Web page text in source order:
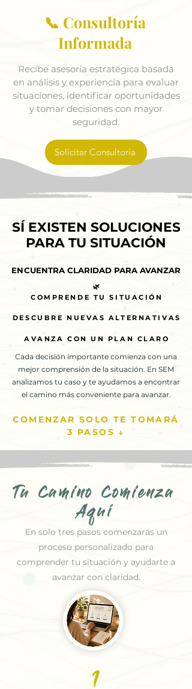
📞 Consultoría
Informada
Recibe asesoría estratégica basada
en análisis y experiencia para evaluar
situaciones, identificar oportunidades
y tomar decisiones con mayor
seguridad.
Solicitar Consultoría
SÍ EXISTEN SOLUCIONES
PARA TU SITUACIÓN
SÍ EXISTEN SOLUCIONES
PARA TU SITUACIÓN
ENCUENTRA CLARIDAD PARA AVANZAR
ENCUENTRA CLARIDAD PARA AVANZAR
🌿
COMPRENDE TU SITUACIÓN
DESCUBRE NUEVAS ALTERNATIVAS
AVANZA CON UN PLAN CLARO
🌿
COMPRENDE TU SITUACIÓN
DESCUBRE NUEVAS ALTERNATIVAS
AVANZA CON UN PLAN CLARO
Cada decisión importante comienza con una
mejor comprensión de la situación. En SEM
analizamos tu caso y te ayudamos a encontrar
el camino más conveniente para avanzar.
COMENZAR SOLO TE TOMARÁ
3 PASOS ↓
Tu Camino Comienza
Aquí
En solo tres pasos comenzarás un
proceso personalizado para
comprender tu situación y ayudarte a
avanzar con claridad.
1